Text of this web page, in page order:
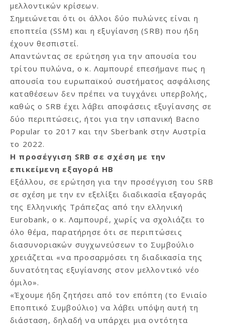
μελλοντικών κρίσεων.
Σημειώνεται ότι οι άλλοι δύο πυλώνες είναι η
εποπτεία (SSM) και η εξυγίανση (SRB) που ήδη
έχουν θεσπιστεί.
Απαντώντας σε ερώτηση για την απουσία του
τρίτου πυλώνα, ο κ. Λαμπουρέ επεσήμανε πως η
απουσία του ευρωπαϊκού συστήματος ασφάλισης
καταθέσεων δεν πρέπει να τυγχάνει υπερβολής,
καθώς ο SRΒ έχει λάβει αποφάσεις εξυγίανσης σε
δύο περιπτώσεις, ήτοι για την ισπανική Bacno
Popular το 2017 και την Sberbank στην Αυστρία
το 2022.
Η προσέγγιση SRB σε σχέση με την
επικείμενη εξαγορά ΗΒ
Εξάλλου, σε ερώτηση για την προσέγγιση του SRB
σε σχέση με την εν εξελίξει διαδικασία εξαγοράς
της Ελληνικής Τράπεζας από την ελληνική
Eurobank, ο κ. Λαμπουρέ, χωρίς να σχολιάζει το
όλο θέμα, παρατήρησε ότι σε περιπτώσεις
διασυνοριακών συγχωνεύσεων το Συμβούλιο
χρειάζεται «να προσαρμόσει τη διαδικασία της
δυνατότητας εξυγίανσης στον μελλοντικό νέο
όμιλο».
«Έχουμε ήδη ζητήσει από τον επόπτη (το Ενιαίο
Εποπτικό Συμβούλιο) να λάβει υπόψη αυτή τη
διάσταση, δηλαδή να υπάρχει μια οντότητα